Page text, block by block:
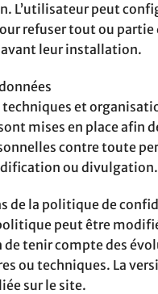
L’utilisateur peut
refuser tout ou partie
leur installation.
techniques et
mises en place afin
contre toute
ou divulgation.
de la politique de
peut être
tenir compte des
ou techniques. La
sur le site.